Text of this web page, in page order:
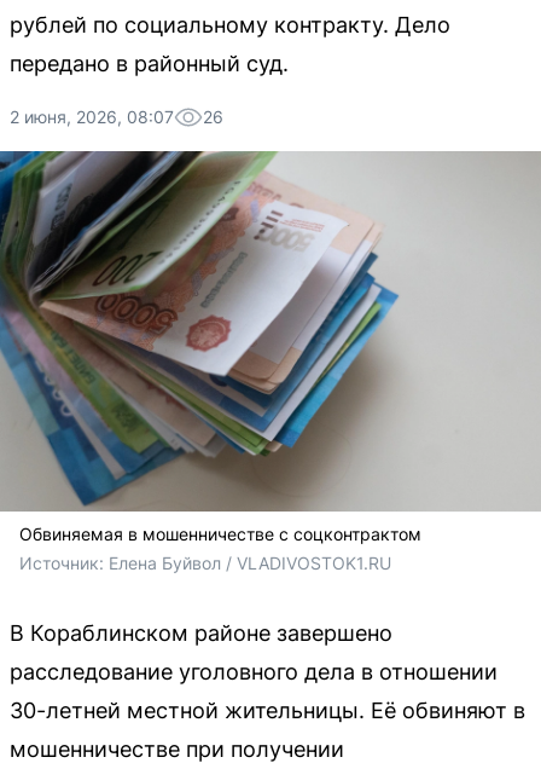
рублей по социальному контракту. Дело
передано в районный суд.
2 июня, 2026, 08:07 26
Обвиняемая в мошенничестве с соцконтрактом
Источник: Елена Буйвол / VLADIVOSTOK1.RU
В Кораблинском районе завершено
расследование уголовного дела в отношении
30-летней местной жительницы. Её обвиняют в
мошенничестве при получении